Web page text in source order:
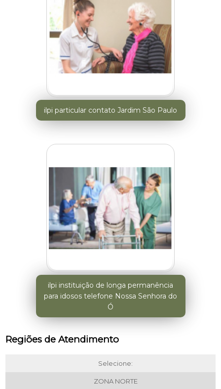
ilpi particular contato Jardim São Paulo
ilpi instituição de longa permanência
para idosos telefone Nossa Senhora do
Ó
Regiões de Atendimento
Selecione:
ZONA NORTE